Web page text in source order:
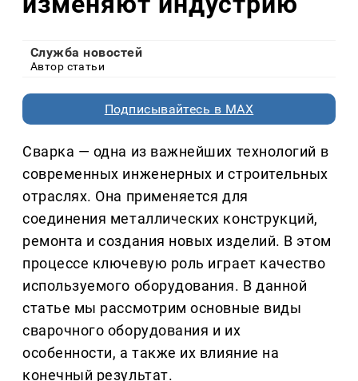
Служба новостей
Автор статьи
Подписывайтесь в MAX
Сварка — одна из важнейших технологий в
современных инженерных и строительных
отраслях. Она применяется для
соединения металлических конструкций,
ремонта и создания новых изделий. В этом
процессе ключевую роль играет качество
используемого оборудования. В данной
статье мы рассмотрим основные виды
сварочного оборудования и их
особенности, а также их влияние на
конечный результат.